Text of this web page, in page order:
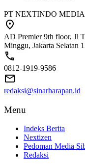
PT NEXTINDO
AD Premier 9th floor, Jl
Minggu, Jakarta Selatan
0812-1919-9586
redaksi@sinarharapan.id
Menu
Indeks Berita
Nextizen
Pedoman Media
Redaksi